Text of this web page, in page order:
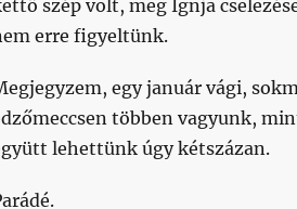
szép volt, meg Ignja
erre figyeltünk.
egy január vági,
többen vagyunk,
lehettünk úgy kétszázan.